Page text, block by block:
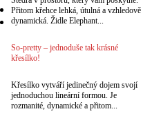
Přitom křehce lehká, útulná a vzhledově
dynamická. Židle Elephant...
So-pretty – jednoduše tak krásné
křesílko!
Křesílko vytváří jedinečný dojem svojí
jednoduchou lineární formou. Je
rozmanité, dynamické a přitom...